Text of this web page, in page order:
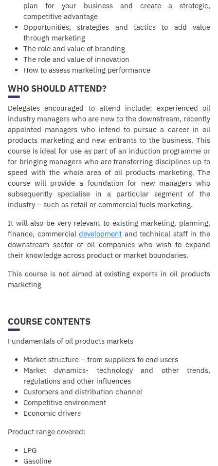
plan for your business and create a strategic,
competitive advantage
Opportunities, strategies and tactics to add value
through marketing
The role and value of branding
The role and value of innovation
How to assess marketing performance
WHO SHOULD ATTEND?
Delegates encouraged to attend include: experienced oil
industry managers who are new to the downstream, recently
appointed managers who intend to pursue a career in oil
products marketing and new entrants to the business. This
course is ideal for use as part of an induction programme or
for bringing managers who are transferring disciplines up to
speed with the whole area of oil products marketing. The
course will provide a foundation for new managers who
subsequently specialise in a particular segment of the
industry – such as retail or commercial fuels marketing.
It will also be very relevant to existing marketing, planning,
finance, commercialdevelopment and technical staff in the
downstream sector of oil companies who wish to expand
their knowledge across product or market boundaries.
This course is not aimed at existing experts in oil products
marketing
COURSE CONTENTS
Fundamentals of oil products markets
Market structure – from suppliers to end users
Market dynamics- technology and other trends,
regulations and other influences
Customers and distribution channel
Competitive environment
Economic drivers
Product range covered:
LPG
Gasoline